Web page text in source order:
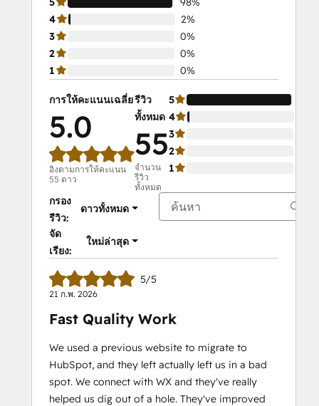
4
2%
3
0%
2
0%
1
0%
การให้คะแนนเฉลี่ย
5.0
อิงตามการให้คะแนน
55 ดาว
รีวิว
ทั้งหมด
55
จำนวน
รีวิว
ทั้งหมด
5
4
3
2
1
กรอง
รีวิว:
ดาวทั้งหมด
จัด
เรียง:
ใหม่ล่าสุด
5/5
21 ก.พ. 2026
Fast Quality Work
We used a previous website to migrate to
HubSpot, and they left actually left us in a bad
spot. We connect with WX and they've really
helped us dig out of a hole. They've improved